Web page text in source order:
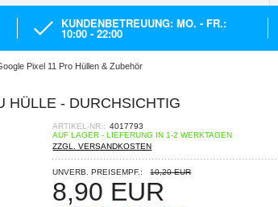
KUNDENBETREUUNG: MO. - FR.:
10:00 - 22:00
Pixel 11 Pro Hüllen & Zubehör
HÜLLE - DURCHSICHTIG
ARTIKEL-NR.: 4017793
AUF LAGER - LIEFERUNG IN 1-2 WERKTAGEN
ZZGL. VERSANDKOSTEN
UNVERB. PREISEMPF.: 10,20 EUR
8,90 EUR